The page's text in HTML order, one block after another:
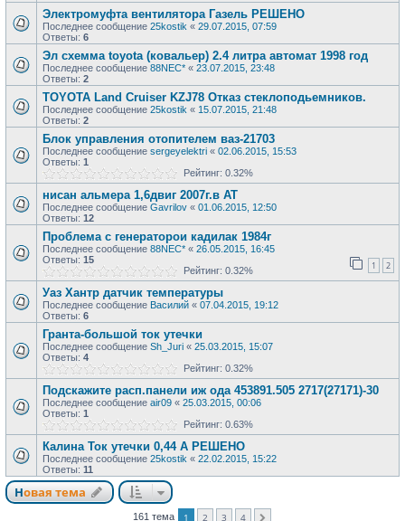
Электромуфта вентилятора Газель РЕШЕНО
Последнее сообщение 25kostik « 29.07.2015, 07:59
Ответы: 6
Эл схемма toyota (ковальер) 2.4 литра автомат 1998 год
Последнее сообщение 88NEC* « 23.07.2015, 23:48
Ответы: 2
TOYOTA Land Cruiser KZJ78 Отказ стеклоподьемников.
Последнее сообщение 25kostik « 15.07.2015, 21:48
Ответы: 2
Блок управления отопителем ваз-21703
Последнее сообщение sergeyelektri « 02.06.2015, 15:53
Ответы: 1
Рейтинг: 0.32%
нисан альмера 1,6двиг 2007г.в AT
Последнее сообщение Gavrilov « 01.06.2015, 12:50
Ответы: 12
Проблема с генераторои кадилак 1984г
Последнее сообщение 88NEC* « 26.05.2015, 16:45
Ответы: 15 1 2
Рейтинг: 0.32%
Уаз Хантр датчик температуры
Последнее сообщение Василий « 07.04.2015, 19:12
Ответы: 6
Гранта-большой ток утечки
Последнее сообщение Sh_Juri « 25.03.2015, 15:07
Ответы: 4
Рейтинг: 0.32%
Подскажите расп.панели иж ода 453891.505 2717(27171)-30
Последнее сообщение air09 « 25.03.2015, 00:06
Ответы: 1
Рейтинг: 0.63%
Калина Ток утечки 0,44 А РЕШЕНО
Последнее сообщение 25kostik « 22.02.2015, 15:22
Ответы: 11
Новая тема
161 тема 1 2 3 4